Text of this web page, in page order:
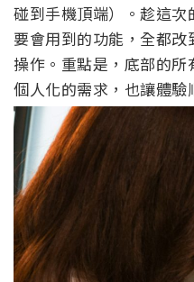
碰到手機頂端）。趁這
要會用到的功能，全都
操作。重點是，底部的
個人化的需求，也讓體驗